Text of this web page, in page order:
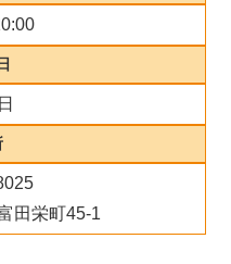
田栄町45-1